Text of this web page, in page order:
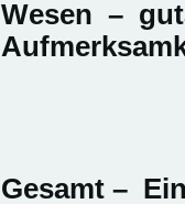
Wesen –
Gesamt –